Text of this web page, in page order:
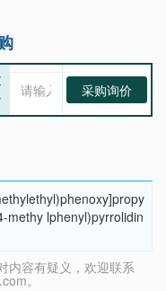
采购询价
methy lphenyl)pyrrolidin
内容有疑义，欢迎联系
。